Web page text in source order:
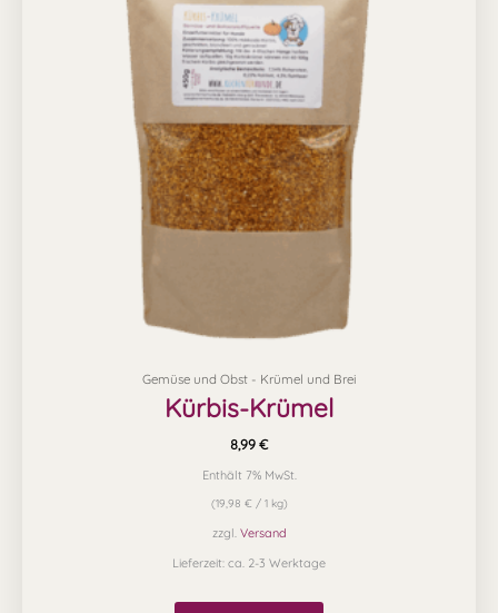
Gemüse und Obst - Krümel und Brei
Kürbis-Krümel
8,99 €
Enthält 7% MwSt.
(19,98 € / 1 kg)
zzgl. Versand
Lieferzeit: ca. 2-3 Werktage